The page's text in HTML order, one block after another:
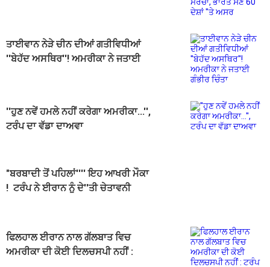
ਤਾਈਵਾਨ ਨੇੜੇ ਚੀਨ ਦੀਆਂ ਗਤੀਵਿਧੀਆਂ
''ਬੇਹੱਦ ਅਸਥਿਰ''! ਅਮਰੀਕਾ ਨੇ ਜਤਾਈ
''ਹੁਣ ਨਵੇਂ ਹਮਲੇ ਨਹੀਂ ਕਰੇਗਾ ਅਮਰੀਕਾ...'',
ਟਰੰਪ ਦਾ ਵੱਡਾ ਦਾਅਵਾ
"ਬਰਬਾਦੀ ਤੋਂ ਪਹਿਲਾਂ'''' ਇਹ ਆਖਰੀ ਮੌਕਾ
! ਟਰੰਪ ਨੇ ਈਰਾਨ ਨੂੰ ਦੇ''ਤੀ ਚੇਤਾਵਨੀ
ਫਿਲਹਾਲ ਈਰਾਨ ਨਾਲ ਗੱਲਬਾਤ ਵਿਚ
ਅਮਰੀਕਾ ਦੀ ਕੋਈ ਦਿਲਚਸਪੀ ਨਹੀਂ :